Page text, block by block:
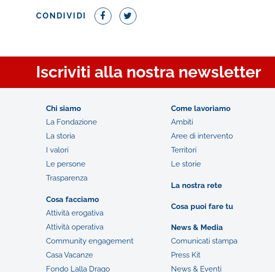
CONDIVIDI
Iscriviti alla nostra newsletter
Chi siamo
La Fondazione
La storia
I valori
Le persone
Trasparenza
Cosa facciamo
Attività erogativa
Attività operativa
Community engagement
Casa Vacanze
Fondo Lalla Drago
Come lavoriamo
Ambiti
Aree di intervento
Territori
Le storie
La nostra rete
Cosa puoi fare tu
News & Media
Comunicati stampa
Press Kit
News & Eventi